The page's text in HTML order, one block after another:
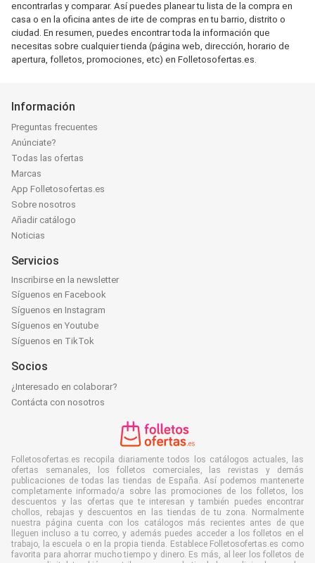
encontrarlas y comparar. Así puedes planear tu lista de la compra en
casa o en la oficina antes de irte de compras en tu barrio, distrito o
ciudad. En resumen, puedes encontrar toda la información que
necesitas sobre cualquier tienda (página web, dirección, horario de
apertura, folletos, promociones, etc) en Folletosofertas.es.
Información
Preguntas frecuentes
Anúnciate?
Todas las ofertas
Marcas
App Folletosofertas.es
Sobre nosotros
Añadir catálogo
Noticias
Servicios
Inscribirse en la newsletter
Síguenos en Facebook
Síguenos en Instagram
Síguenos en Youtube
Síguenos en TikTok
Socios
¿Interesado en colaborar?
Contácta con nosotros
Folletosofertas.es recopila diariamente todos los catálogos actuales, las
ofertas semanales, los folletos comerciales, las revistas y demás
publicaciones de todas las tiendas de España. Así podemos mantenerte
completamente informado/a sobre las promociones de los folletos, los
descuentos y las ofertas que te interesan y también puedes encontrar
chollos, rebajas y descuentos en las tiendas de tu zona. Normalmente
nuestra página cuenta con los catálogos más recientes antes de que
lleguen incluso a tu correo, y además puedes acceder a los folletos en el
trabajo, la escuela o en la propia tienda. Establece Folletosofertas.es como
favorita para ahorrar mucho tiempo y dinero. Es más, al leer los folletos de